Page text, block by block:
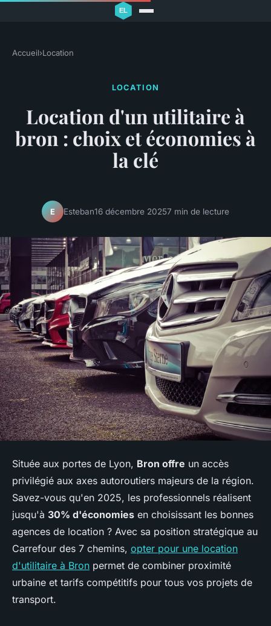
Accueil›Location
LOCATION
Location d'un utilitaire à
bron : choix et économies à
la clé
E Esteban16 décembre 20257 min de lecture
Située aux portes de Lyon, Bron offre un accès
privilégié aux axes autoroutiers majeurs de la région.
Savez-vous qu'en 2025, les professionnels réalisent
jusqu'à 30% d'économies en choisissant les bonnes
agences de location ? Avec sa position stratégique au
Carrefour des 7 chemins, opter pour une location
d'utilitaire à Bron permet de combiner proximité
urbaine et tarifs compétitifs pour tous vos projets de
transport.